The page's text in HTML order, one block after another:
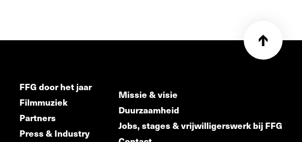
FFG door het jaar
Filmmuziek
Partners
Press & Industry
Missie & visie
Duurzaamheid
Jobs, stages & vrijwilligerswerk bij FFG